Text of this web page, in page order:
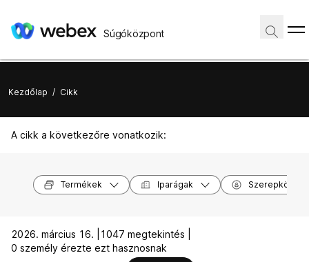
Súgóközpont
Kezdőlap / Cikk
A cikk a következőre vonatkozik:
Termékek Iparágak Szerepkörök
2026. március 16. |
1047 megtekintés |
0 személy érezte ezt hasznosnak